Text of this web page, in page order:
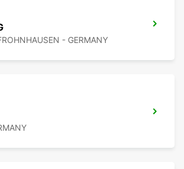
- GERMANY